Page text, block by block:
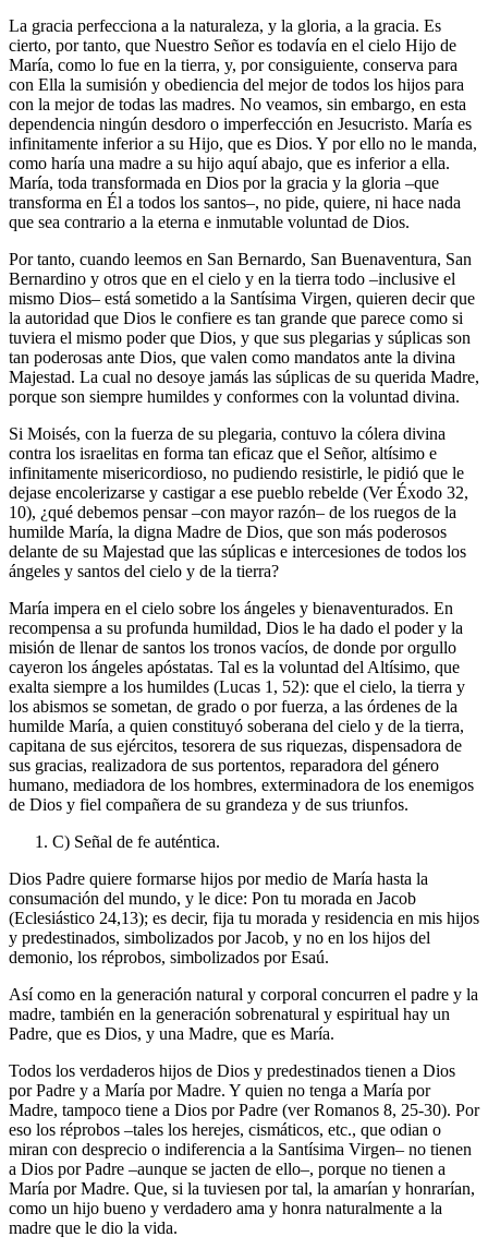
La gracia perfecciona a la naturaleza, y la gloria, a la gracia. Es
cierto, por tanto, que Nuestro Señor es todavía en el cielo Hijo de
María, como lo fue en la tierra, y, por consiguiente, conserva para
con Ella la sumisión y obediencia del mejor de todos los hijos para
con la mejor de todas las madres. No veamos, sin embargo, en esta
dependencia ningún desdoro o imperfección en Jesucristo. María es
infinitamente inferior a su Hijo, que es Dios. Y por ello no le manda,
como haría una madre a su hijo aquí abajo, que es inferior a ella.
María, toda transformada en Dios por la gracia y la gloria –que
transforma en Él a todos los santos–, no pide, quiere, ni hace nada
que sea contrario a la eterna e inmutable voluntad de Dios.
Por tanto, cuando leemos en San Bernardo, San Buenaventura, San
Bernardino y otros que en el cielo y en la tierra todo –inclusive el
mismo Dios– está sometido a la Santísima Virgen, quieren decir que
la autoridad que Dios le confiere es tan grande que parece como si
tuviera el mismo poder que Dios, y que sus plegarias y súplicas son
tan poderosas ante Dios, que valen como mandatos ante la divina
Majestad. La cual no desoye jamás las súplicas de su querida Madre,
porque son siempre humildes y conformes con la voluntad divina.
Si Moisés, con la fuerza de su plegaria, contuvo la cólera divina
contra los israelitas en forma tan eficaz que el Señor, altísimo e
infinitamente misericordioso, no pudiendo resistirle, le pidió que le
dejase encolerizarse y castigar a ese pueblo rebelde (Ver Éxodo 32,
10), ¿qué debemos pensar –con mayor razón– de los ruegos de la
humilde María, la digna Madre de Dios, que son más poderosos
delante de su Majestad que las súplicas e intercesiones de todos los
ángeles y santos del cielo y de la tierra?
María impera en el cielo sobre los ángeles y bienaventurados. En
recompensa a su profunda humildad, Dios le ha dado el poder y la
misión de llenar de santos los tronos vacíos, de donde por orgullo
cayeron los ángeles apóstatas. Tal es la voluntad del Altísimo, que
exalta siempre a los humildes (Lucas 1, 52): que el cielo, la tierra y
los abismos se sometan, de grado o por fuerza, a las órdenes de la
humilde María, a quien constituyó soberana del cielo y de la tierra,
capitana de sus ejércitos, tesorera de sus riquezas, dispensadora de
sus gracias, realizadora de sus portentos, reparadora del género
humano, mediadora de los hombres, exterminadora de los enemigos
de Dios y fiel compañera de su grandeza y de sus triunfos.
C) Señal de fe auténtica.
Dios Padre quiere formarse hijos por medio de María hasta la
consumación del mundo, y le dice: Pon tu morada en Jacob
(Eclesiástico 24,13); es decir, fija tu morada y residencia en mis hijos
y predestinados, simbolizados por Jacob, y no en los hijos del
demonio, los réprobos, simbolizados por Esaú.
Así como en la generación natural y corporal concurren el padre y la
madre, también en la generación sobrenatural y espiritual hay un
Padre, que es Dios, y una Madre, que es María.
Todos los verdaderos hijos de Dios y predestinados tienen a Dios
por Padre y a María por Madre. Y quien no tenga a María por
Madre, tampoco tiene a Dios por Padre (ver Romanos 8, 25-30). Por
eso los réprobos –tales los herejes, cismáticos, etc., que odian o
miran con desprecio o indiferencia a la Santísima Virgen– no tienen
a Dios por Padre –aunque se jacten de ello–, porque no tienen a
María por Madre. Que, si la tuviesen por tal, la amarían y honrarían,
como un hijo bueno y verdadero ama y honra naturalmente a la
madre que le dio la vida.